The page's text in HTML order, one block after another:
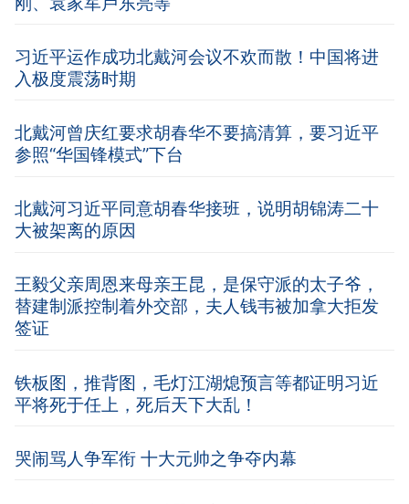
习近平运作成功北戴河会议不欢而散！中国将进
入极度震荡时期
北戴河曾庆红要求胡春华不要搞清算，要习近平
参照“华国锋模式”下台
北戴河习近平同意胡春华接班，说明胡锦涛二十
大被架离的原因
王毅父亲周恩来母亲王昆，是保守派的太子爷，
替建制派控制着外交部，夫人钱韦被加拿大拒发
签证
铁板图，推背图，毛灯江湖熄预言等都证明习近
平将死于任上，死后天下大乱！
哭闹骂人争军衔 十大元帅之争夺内幕